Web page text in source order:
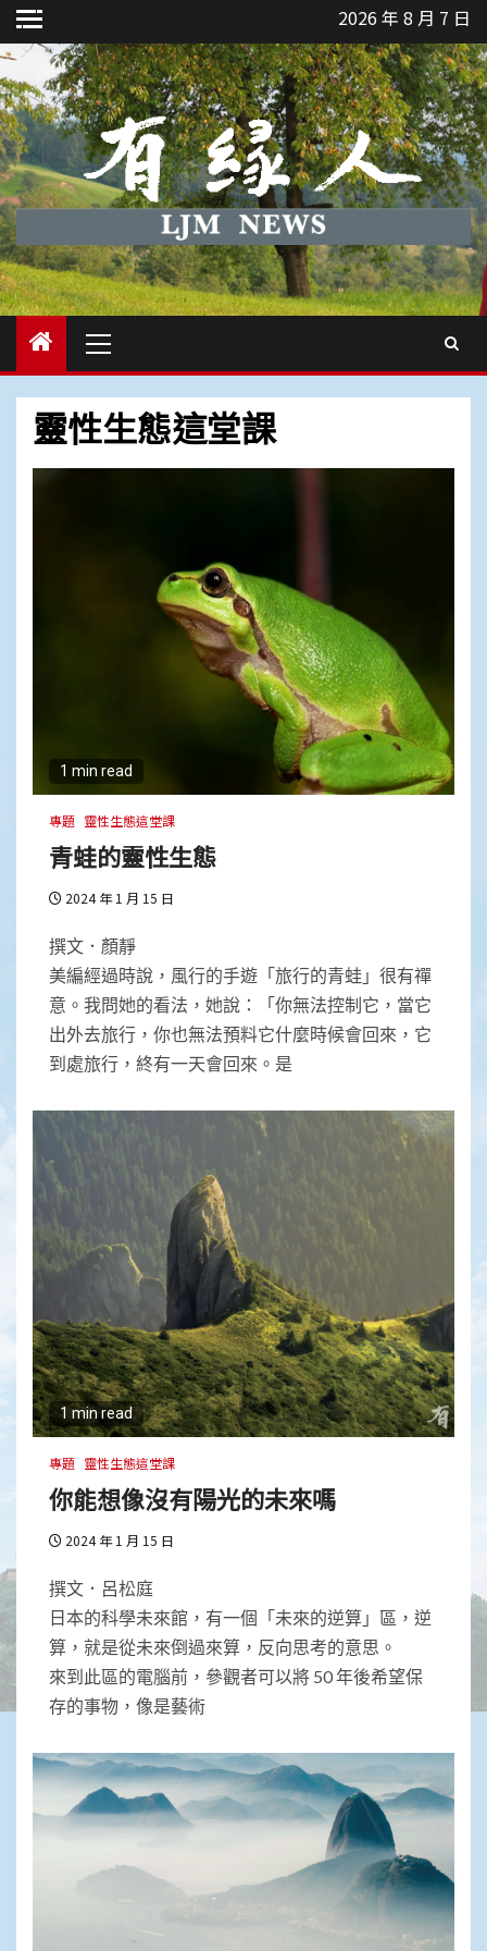
Skip
to
content
2026 年 8 月 7 日
Menu
靈性生態這堂課
1 min read
專題 靈性生態這堂課
青蛙的靈性生態
2024 年 1 月 15 日
撰文．顏靜
美編經過時說，風行的手遊「旅行的青蛙」很有禪
意。我問她的看法，她說：「你無法控制它，當它
出外去旅行，你也無法預料它什麼時候會回來，它
到處旅行，終有一天會回來。是
1 min read
專題 靈性生態這堂課
你能想像沒有陽光的未來嗎
2024 年 1 月 15 日
撰文．呂松庭
日本的科學未來館，有一個「未來的逆算」區，逆
算，就是從未來倒過來算，反向思考的意思。
來到此區的電腦前，參觀者可以將 50 年後希望保
存的事物，像是藝術